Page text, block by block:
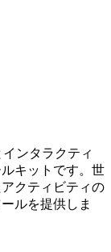
インタラクティ
キットです。世
クティビティの
ルを提供しま